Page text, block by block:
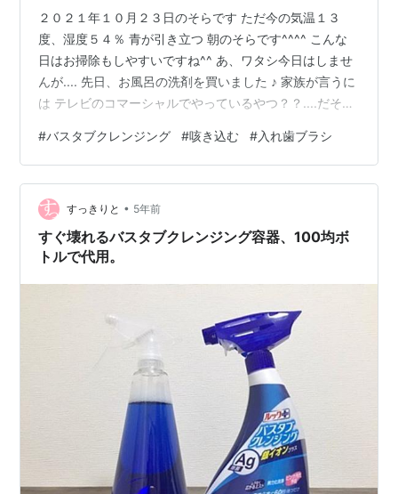
２０２１年１０月２３日のそらです ただ今の気温１３
度、湿度５４％ 青が引き立つ 朝のそらです^^^^ こんな
日はお掃除もしやすいですね^^ あ、ワタシ今日はしませ
んが.... 先日、お風呂の洗剤を買いました ♪ 家族が言うに
は テレビのコマーシャルでやっているやつ？？....だそう
みたけど 界面活性剤自体、AGプラスより そんなに強く
ないですが 1分お風呂場で待機しているだけで 咳込
む・・・・ 毎回、洗面所で1分待つ ♪ これ、ワタシだけ
だろうか？ (-_-;) 家族は別に気にならないそうで
す・・・（羨ましい） 浴槽はこすらずともだいた…
#バスタブクレンジング #咳き込む #入れ歯ブラシ
すっきりと • 5年前
すぐ壊れるバスタブクレンジング容器、100均ボ
トルで代用。